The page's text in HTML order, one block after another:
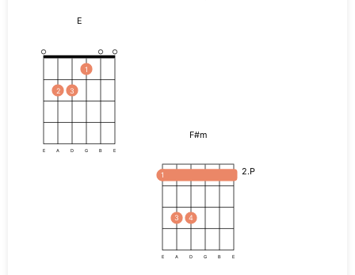
E
2 3
1
E A D G B E
F#m
2.P
1
3 4
E A D G B E